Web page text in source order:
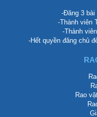
-Đăng 3
-Thành viên
-Thành
-Hết quyền đăng chủ
Rao